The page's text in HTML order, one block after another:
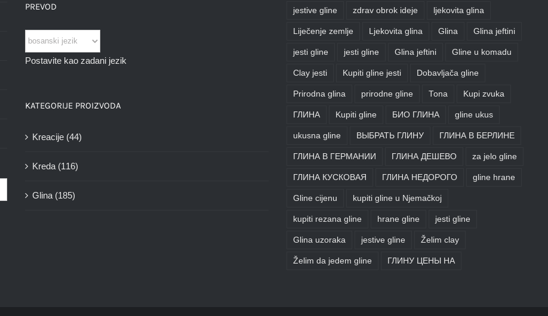
PREVOD
Postavite kao zadani jezik
KATEGORIJE PROIZVODA
Kreacije (44)
Kreda (116)
Glina (185)
jestive gline zdrav obrok ideje ljekovita glina
Liječenje zemlje Ljekovita glina Glina Glina jeftini
jesti gline jesti gline Glina jeftini Gline u komadu
Clay jesti Kupiti gline jesti Dobavljača gline
Prirodna glina prirodne gline Tona Kupi zvuka
ГЛИНА Kupiti gline БИО ГЛИНА gline ukus
ukusna gline ВЫБРАТЬ ГЛИНУ ГЛИНА В БЕРЛИНЕ
ГЛИНА В ГЕРМАНИИ ГЛИНА ДЕШЕВО za jelo gline
ГЛИНА КУСКОВАЯ ГЛИНА НЕДОРОГО gline hrane
Gline cijenu kupiti gline u Njemačkoj
kupiti rezana gline hrane gline jesti gline
Glina uzoraka jestive gline Želim clay
Želim da jedem gline ГЛИНУ ЦЕНЫ НА